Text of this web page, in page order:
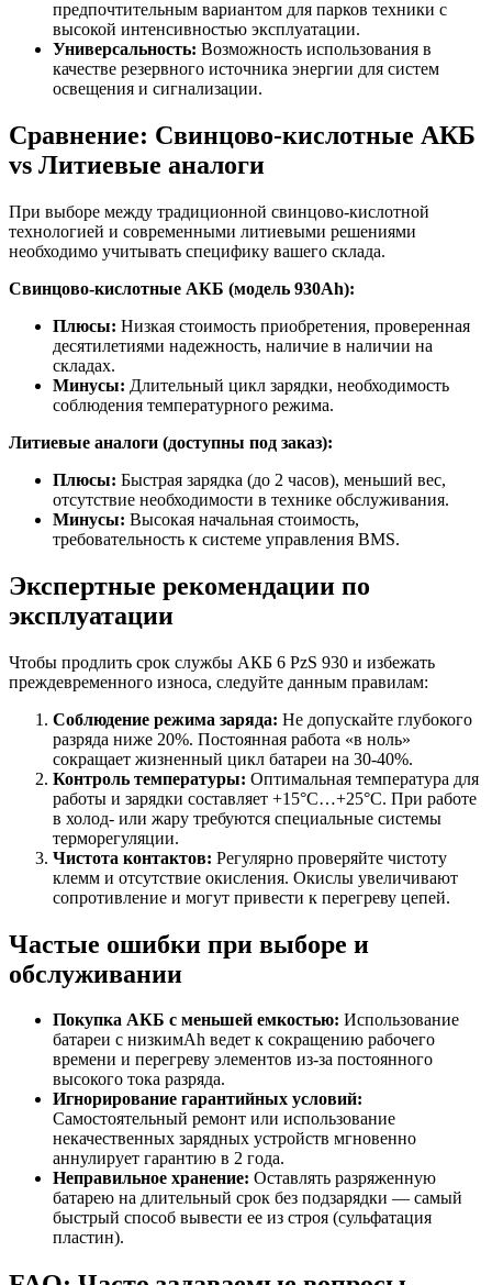
предпочтительным вариантом для парков техники с
высокой интенсивностью эксплуатации.
Универсальность: Возможность использования в
качестве резервного источника энергии для систем
освещения и сигнализации.
Сравнение: Свинцово-кислотные АКБ
vs Литиевые аналоги
При выборе между традиционной свинцово-кислотной
технологией и современными литиевыми решениями
необходимо учитывать специфику вашего склада.
Свинцово-кислотные АКБ (модель 930Ah):
Плюсы: Низкая стоимость приобретения, проверенная
десятилетиями надежность, наличие в наличии на
складах.
Минусы: Длительный цикл зарядки, необходимость
соблюдения температурного режима.
Литиевые аналоги (доступны под заказ):
Плюсы: Быстрая зарядка (до 2 часов), меньший вес,
отсутствие необходимости в технике обслуживания.
Минусы: Высокая начальная стоимость,
требовательность к системе управления BMS.
Экспертные рекомендации по
эксплуатации
Чтобы продлить срок службы АКБ 6 PzS 930 и избежать
преждевременного износа, следуйте данным правилам:
Соблюдение режима заряда: Не допускайте глубокого
разряда ниже 20%. Постоянная работа «в ноль»
сокращает жизненный цикл батареи на 30-40%.
Контроль температуры: Оптимальная температура для
работы и зарядки составляет +15°C…+25°C. При работе
в холод- или жару требуются специальные системы
терморегуляции.
Чистота контактов: Регулярно проверяйте чистоту
клемм и отсутствие окисления. Окислы увеличивают
сопротивление и могут привести к перегреву цепей.
Частые ошибки при выборе и
обслуживании
Покупка АКБ с меньшей емкостью: Использование
батареи с низкимAh ведет к сокращению рабочего
времени и перегреву элементов из-за постоянного
высокого тока разряда.
Игнорирование гарантийных условий:
Самостоятельный ремонт или использование
некачественных зарядных устройств мгновенно
аннулирует гарантию в 2 года.
Неправильное хранение: Оставлять разряженную
батарею на длительный срок без подзарядки — самый
быстрый способ вывести ее из строя (сульфатация
пластин).